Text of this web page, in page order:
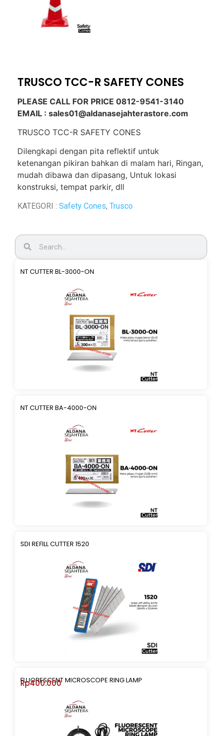
TRUSCO TCC-R SAFETY CONES
PLEASE CALL FOR PRICE 0812-9541-3140
EMAIL : sales01@aldanasejahterastore.com
TRUSCO TCC-R SAFETY CONES
Dilengkapi dengan pita reflektif untuk
ketenangan pikiran bahkan di malam hari, Ringan,
mudah dibawa dan dipasang, Untuk lokasi
konstruksi, tempat parkir, dll
KATEGORI : Safety Cones, Trusco
NT CUTTER BL-3000-ON
NT CUTTER BA-4000-ON
SDI REFILL CUTTER 1520
FLUORESCENT MICROSCOPE RING LAMP
Rp400.000